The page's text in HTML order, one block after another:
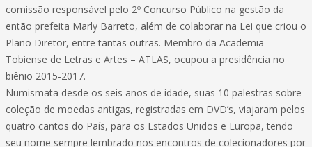
comissão responsável pelo 2º Concurso Público na gestão da
então prefeita Marly Barreto, além de colaborar na Lei que criou o
Plano Diretor, entre tantas outras. Membro da Academia
Tobiense de Letras e Artes – ATLAS, ocupou a presidência no
biênio 2015-2017.
Numismata desde os seis anos de idade, suas 10 palestras sobre
coleção de moedas antigas, registradas em DVD’s, viajaram pelos
quatro cantos do País, para os Estados Unidos e Europa, tendo
seu nome sempre lembrado nos encontros de colecionadores por